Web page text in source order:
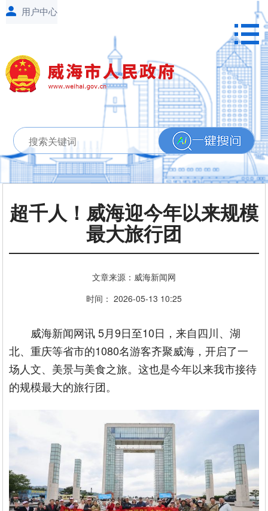
超千人！威海迎今年以来规模
最大旅行团
文章来源：威海新闻网
时间： 2026-05-13 10:25
威海新闻网讯 5月9日至10日，来自四川、湖
北、重庆等省市的1080名游客齐聚威海，开启了一
场人文、美景与美食之旅。这也是今年以来我市接待
的规模最大的旅行团。